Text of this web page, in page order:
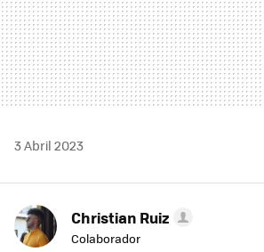
3 Abril 2023
Christian Ruiz
Colaborador